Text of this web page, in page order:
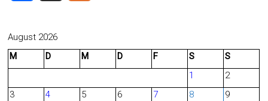
c
b
August 2026
M
D M D F S
S
1
2
3
4 5 6 7 8
9